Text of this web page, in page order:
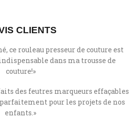
CLIENTS
ce rouleau presseur de couture est
dans ma trousse de
couture!»
des feutres marqueurs effaçables
pour les projets de nos
enfants.»